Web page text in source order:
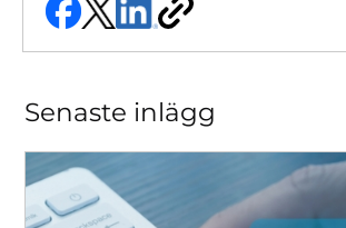
Senaste inlägg